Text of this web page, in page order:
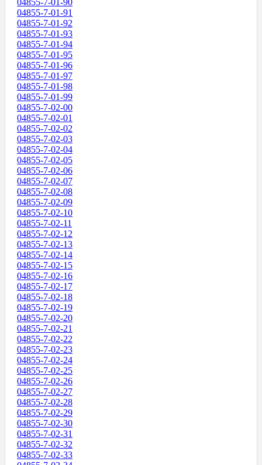
04855-7-01-90
04855-7-01-91
04855-7-01-92
04855-7-01-93
04855-7-01-94
04855-7-01-95
04855-7-01-96
04855-7-01-97
04855-7-01-98
04855-7-01-99
04855-7-02-00
04855-7-02-01
04855-7-02-02
04855-7-02-03
04855-7-02-04
04855-7-02-05
04855-7-02-06
04855-7-02-07
04855-7-02-08
04855-7-02-09
04855-7-02-10
04855-7-02-11
04855-7-02-12
04855-7-02-13
04855-7-02-14
04855-7-02-15
04855-7-02-16
04855-7-02-17
04855-7-02-18
04855-7-02-19
04855-7-02-20
04855-7-02-21
04855-7-02-22
04855-7-02-23
04855-7-02-24
04855-7-02-25
04855-7-02-26
04855-7-02-27
04855-7-02-28
04855-7-02-29
04855-7-02-30
04855-7-02-31
04855-7-02-32
04855-7-02-33